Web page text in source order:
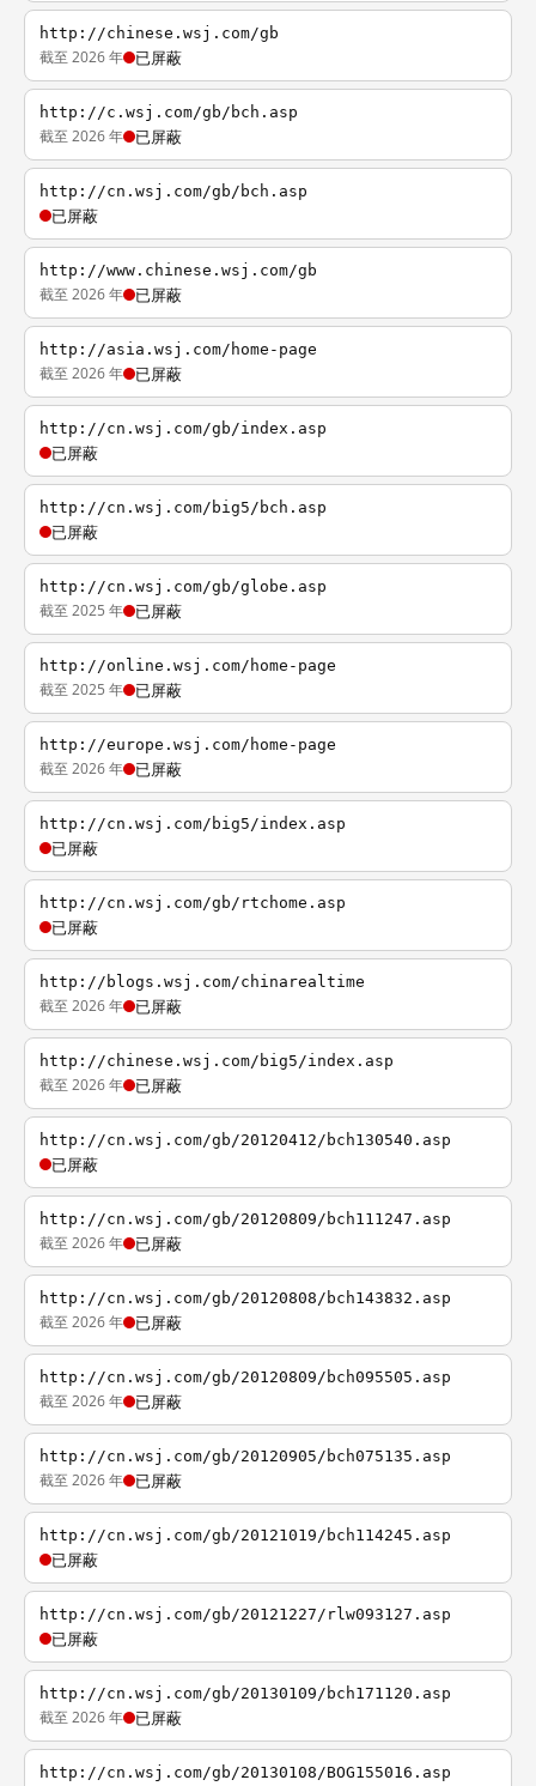
http://chinese.wsj.com/gb
截至 2026 年 已屏蔽
http://c.wsj.com/gb/bch.asp
截至 2026 年 已屏蔽
http://cn.wsj.com/gb/bch.asp
已屏蔽
http://www.chinese.wsj.com/gb
截至 2026 年 已屏蔽
http://asia.wsj.com/home-page
截至 2026 年 已屏蔽
http://cn.wsj.com/gb/index.asp
已屏蔽
http://cn.wsj.com/big5/bch.asp
已屏蔽
http://cn.wsj.com/gb/globe.asp
截至 2025 年 已屏蔽
http://online.wsj.com/home-page
截至 2025 年 已屏蔽
http://europe.wsj.com/home-page
截至 2026 年 已屏蔽
http://cn.wsj.com/big5/index.asp
已屏蔽
http://cn.wsj.com/gb/rtchome.asp
已屏蔽
http://blogs.wsj.com/chinarealtime
截至 2026 年 已屏蔽
http://chinese.wsj.com/big5/index.asp
截至 2026 年 已屏蔽
http://cn.wsj.com/gb/20120412/bch130540.asp
已屏蔽
http://cn.wsj.com/gb/20120809/bch111247.asp
截至 2026 年 已屏蔽
http://cn.wsj.com/gb/20120808/bch143832.asp
截至 2026 年 已屏蔽
http://cn.wsj.com/gb/20120809/bch095505.asp
截至 2026 年 已屏蔽
http://cn.wsj.com/gb/20120905/bch075135.asp
截至 2026 年 已屏蔽
http://cn.wsj.com/gb/20121019/bch114245.asp
已屏蔽
http://cn.wsj.com/gb/20121227/rlw093127.asp
已屏蔽
http://cn.wsj.com/gb/20130109/bch171120.asp
截至 2026 年 已屏蔽
http://cn.wsj.com/gb/20130108/BOG155016.asp